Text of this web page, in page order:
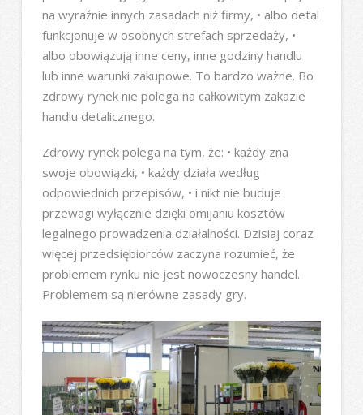
na wyraźnie innych zasadach niż firmy, • albo detal
funkcjonuje w osobnych strefach sprzedaży, •
albo obowiązują inne ceny, inne godziny handlu
lub inne warunki zakupowe. To bardzo ważne. Bo
zdrowy rynek nie polega na całkowitym zakazie
handlu detalicznego.
Zdrowy rynek polega na tym, że: • każdy zna
swoje obowiązki, • każdy działa według
odpowiednich przepisów, • i nikt nie buduje
przewagi wyłącznie dzięki omijaniu kosztów
legalnego prowadzenia działalności. Dzisiaj coraz
więcej przedsiębiorców zaczyna rozumieć, że
problemem rynku nie jest nowoczesny handel.
Problemem są nierówne zasady gry.